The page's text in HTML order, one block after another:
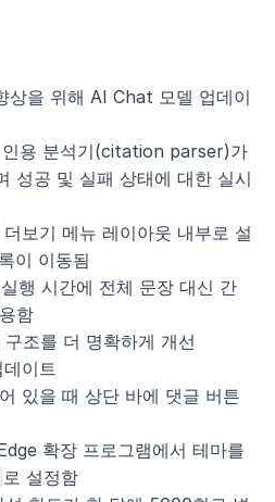
상을 위해 AI Chat 모델 업데이
인용 분석기(citation parser)가
성공 및 실패 상태에 대한 실시
더보기 메뉴 레이아웃 내부로 설
이 이동됨
행 시간에 전체 문장 대신 간
함
조를 더 명확하게 개선
이트
있을 때 상단 바에 댓글 버튼
로 설정함